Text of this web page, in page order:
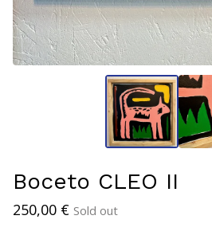
Boceto CLEO II
250,00 € Sold out